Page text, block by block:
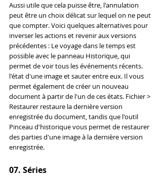
Aussi utile que cela puisse être, l'annulation
peut être un choix délicat sur lequel on ne peut
que compter. Voici quelques alternatives pour
inverser les actions et revenir aux versions
précédentes : Le voyage dans le temps est
possible avec le panneau Historique, qui
permet de voir tous les événements récents.
l'état d'une image et sauter entre eux. Il vous
permet également de créer un nouveau
document à partir de l'un de ces états. Fichier >
Restaurer restaure la dernière version
enregistrée du document, tandis que l'outil
Pinceau d'historique vous permet de restaurer
des parties d'une image à la dernière version
enregistrée.
07. Séries